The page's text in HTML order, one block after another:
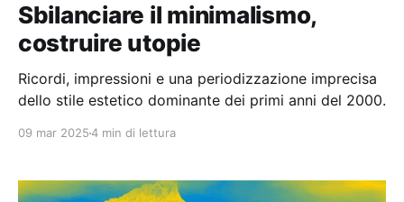
Sbilanciare il minimalismo,
costruire utopie
Ricordi, impressioni e una periodizzazione imprecisa
dello stile estetico dominante dei primi anni del 2000.
09 mar 20254 min di lettura